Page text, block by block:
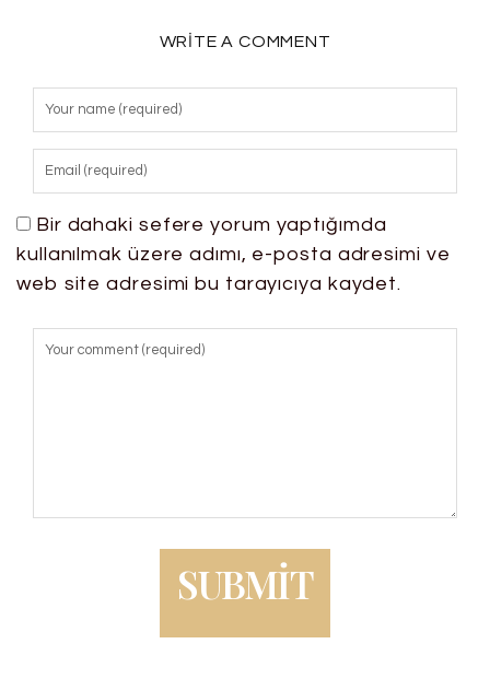
WRITE A COMMENT
Bir dahaki sefere yorum yaptığımda
kullanılmak üzere adımı, e-posta adresimi ve
web site adresimi bu tarayıcıya kaydet.